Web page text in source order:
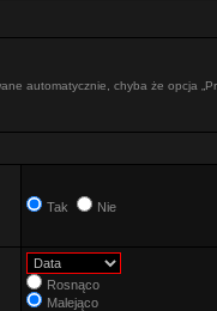
automatycznie, chyba że opcja
Tak Nie
Rosnąco
Malejąco